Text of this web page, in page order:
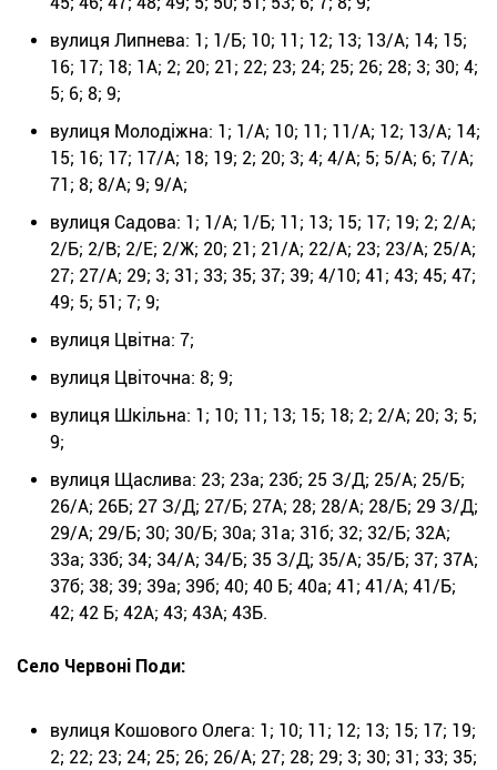
вулиця Липнева: 1; 1/Б; 10; 11; 12; 13; 13/А; 14; 15;
16; 17; 18; 1А; 2; 20; 21; 22; 23; 24; 25; 26; 28; 3; 30; 4;
5; 6; 8; 9;
вулиця Молодіжна: 1; 1/А; 10; 11; 11/А; 12; 13/А; 14;
15; 16; 17; 17/А; 18; 19; 2; 20; 3; 4; 4/А; 5; 5/А; 6; 7/А;
71; 8; 8/А; 9; 9/А;
вулиця Садова: 1; 1/А; 1/Б; 11; 13; 15; 17; 19; 2; 2/А;
2/Б; 2/В; 2/Е; 2/Ж; 20; 21; 21/А; 22/А; 23; 23/А; 25/А;
27; 27/А; 29; 3; 31; 33; 35; 37; 39; 4/10; 41; 43; 45; 47;
49; 5; 51; 7; 9;
вулиця Цвітна: 7;
вулиця Цвіточна: 8; 9;
вулиця Шкільна: 1; 10; 11; 13; 15; 18; 2; 2/А; 20; 3; 5;
9;
вулиця Щаслива: 23; 23а; 23б; 25 З/Д; 25/А; 25/Б;
26/А; 26Б; 27 З/Д; 27/Б; 27А; 28; 28/А; 28/Б; 29 З/Д;
29/А; 29/Б; 30; 30/Б; 30а; 31а; 31б; 32; 32/Б; 32А;
33а; 33б; 34; 34/А; 34/Б; 35 З/Д; 35/А; 35/Б; 37; 37А;
37б; 38; 39; 39а; 39б; 40; 40 Б; 40а; 41; 41/А; 41/Б;
42; 42 Б; 42А; 43; 43А; 43Б.
Село Червоні Поди:
вулиця Кошового Олега: 1; 10; 11; 12; 13; 15; 17; 19;
2; 22; 23; 24; 25; 26; 26/А; 27; 28; 29; 3; 30; 31; 33; 35;